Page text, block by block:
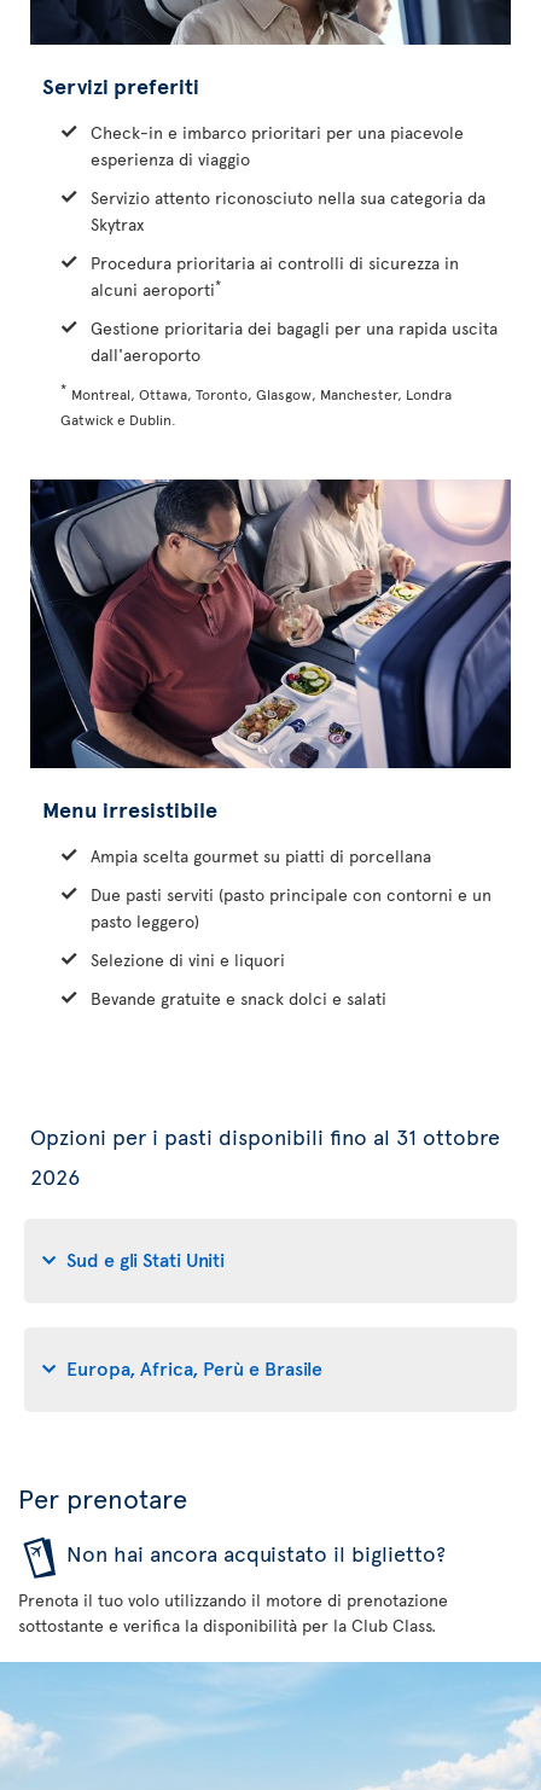
Servizi preferiti
Check-in e imbarco prioritari per una piacevole
esperienza di viaggio
Servizio attento riconosciuto nella sua categoria da
Skytrax
Procedura prioritaria ai controlli di sicurezza in
alcuni aeroporti*
Gestione prioritaria dei bagagli per una rapida uscita
dall'aeroporto
* Montreal, Ottawa, Toronto, Glasgow, Manchester, Londra
Gatwick e Dublin.
Menu irresistibile
Ampia scelta gourmet su piatti di porcellana
Due pasti serviti (pasto principale con contorni e un
pasto leggero)
Selezione di vini e liquori
Bevande gratuite e snack dolci e salati
Opzioni per i pasti disponibili fino al 31 ottobre
2026
Sud e gli Stati Uniti
Europa, Africa, Perù e Brasile
Per prenotare
Non hai ancora acquistato il biglietto?
Prenota il tuo volo utilizzando il motore di prenotazione
sottostante e verifica la disponibilità per la Club Class.